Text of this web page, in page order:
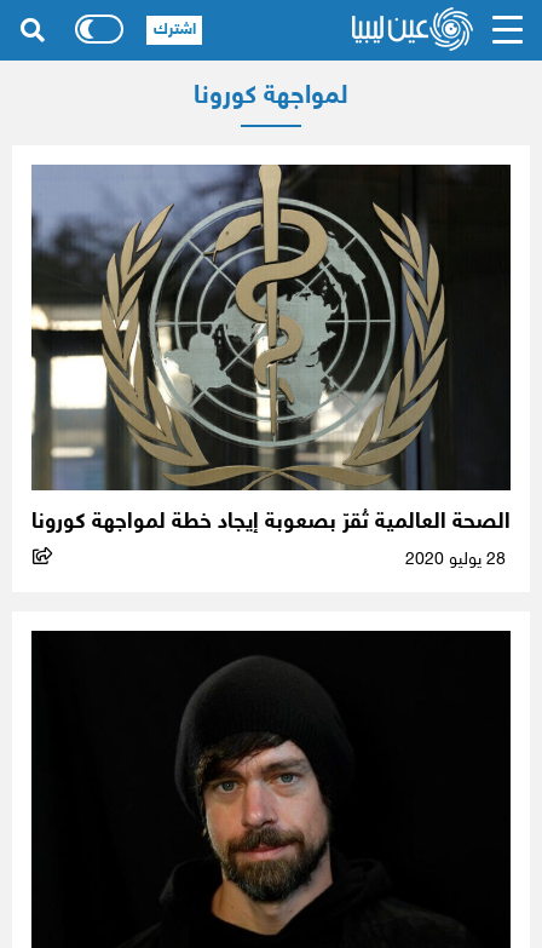
لمواجهة كورونا
الصحة العالمية تُقرّ بصعوبة إيجاد خطة لمواجهة كورونا
اشترك